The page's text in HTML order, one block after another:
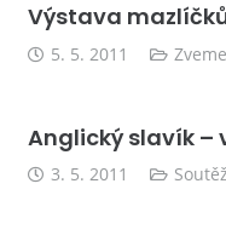
Výstava mazlíčků
5. 5. 2011
Anglický slavík –
3. 5. 2011